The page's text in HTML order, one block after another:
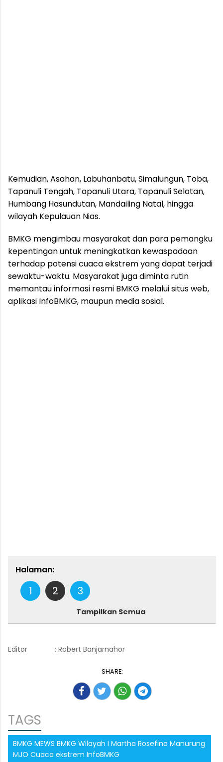
Kemudian, Asahan, Labuhanbatu, Simalungun, Toba,
Tapanuli Tengah, Tapanuli Utara, Tapanuli Selatan,
Humbang Hasundutan, Mandailing Natal, hingga
wilayah Kepulauan Nias.
BMKG mengimbau masyarakat dan para pemangku
kepentingan untuk meningkatkan kewaspadaan
terhadap potensi cuaca ekstrem yang dapat terjadi
sewaktu-waktu. Masyarakat juga diminta rutin
memantau informasi resmi BMKG melalui situs web,
aplikasi InfoBMKG, maupun media sosial.
Halaman:
1 2 3
Tampilkan Semua
Editor : Robert Banjarnahor
SHARE:
TAGS
BMKG MEWS BMKG Wilayah I Martha Rosefina Manurung
MJO Cuaca ekstrem InfoBMKG